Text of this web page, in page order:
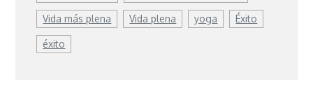
Vida más plena Vida plena yoga Éxito
éxito